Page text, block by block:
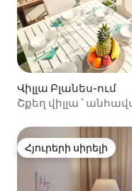
Վիլլա Բլանես-ում
Շքեղ վիլլա ՝
Հյուրերի սիրելի
Հյուրերի սիրելի